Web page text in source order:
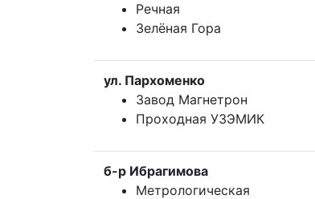
Речная
Зелёная Гора
ул. Пархоменко
Завод Магнетрон
Проходная УЗЭМИК
б-р Ибрагимова
Метрологическая